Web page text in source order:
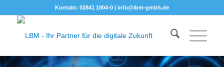
Kontakt: 02841 1804-0 | info@lbm-gmbh.de